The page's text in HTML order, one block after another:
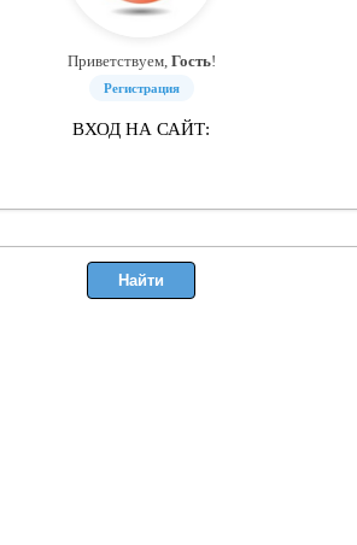
Приветствуем, Гость!
Регистрация
ВХОД НА САЙТ: